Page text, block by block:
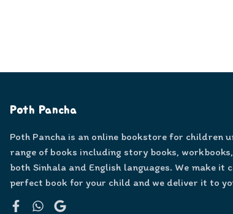
Poth Pancha
Poth Pancha is an online bookstore for children
range of books including story books,
both Sinhala and English languages. We make
perfect book for your child and we deliver it to